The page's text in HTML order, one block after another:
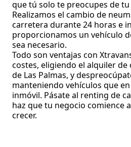
que tú solo te preocupes de
Realizamos el cambio de
carretera durante 24 horas e
proporcionamos un vehículo
sea necesario.
Todo son ventajas con
costes, eligiendo el alquiler de
de Las Palmas, y
manteniendo vehículos que
inmóvil. Pásate al renting de
haz que tu negocio comience
crecer.